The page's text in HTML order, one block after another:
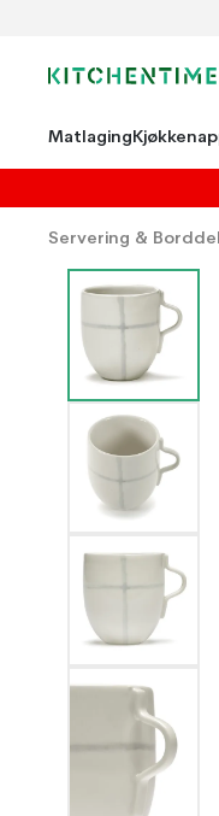
Matlaging
Servering &